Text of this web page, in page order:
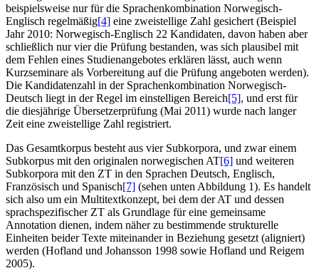
beispielsweise nur für die Sprachenkombination Norwegisch-
Englisch regelmäßig[4] eine zweistellige Zahl gesichert (Beispiel
Jahr 2010: Norwegisch-Englisch 22 Kandidaten, davon haben aber
schließlich nur vier die Prüfung bestanden, was sich plausibel mit
dem Fehlen eines Studienangebotes erklären lässt, auch wenn
Kurzseminare als Vorbereitung auf die Prüfung angeboten werden).
Die Kandidatenzahl in der Sprachenkombination Norwegisch-
Deutsch liegt in der Regel im einstelligen Bereich[5], und erst für
die diesjährige Übersetzerprüfung (Mai 2011) wurde nach langer
Zeit eine zweistellige Zahl registriert.
Das Gesamtkorpus besteht aus vier Subkorpora, und zwar einem
Subkorpus mit den originalen norwegischen AT[6] und weiteren
Subkorpora mit den ZT in den Sprachen Deutsch, Englisch,
Französisch und Spanisch[7] (sehen unten Abbildung 1). Es handelt
sich also um ein Multitextkonzept, bei dem der AT und dessen
sprachspezifischer ZT als Grundlage für eine gemeinsame
Annotation dienen, indem näher zu bestimmende strukturelle
Einheiten beider Texte miteinander in Beziehung gesetzt (aligniert)
werden (Hofland und Johansson 1998 sowie Hofland und Reigem
2005).